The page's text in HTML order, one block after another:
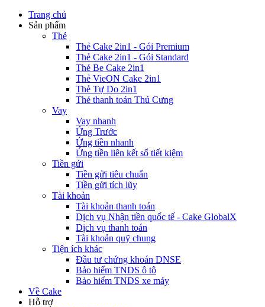
Trang chủ
Sản phẩm
Thẻ
Thẻ Cake 2in1 - Gói Premium
Thẻ Cake 2in1 - Gói Standard
Thẻ Be Cake 2in1
Thẻ VieON Cake 2in1
Thẻ Tự Do 2in1
Thẻ thanh toán Thú Cưng
Vay
Vay nhanh
Ứng Trước
Ứng tiền nhanh
Ứng tiền liên kết sổ tiết kiệm
Tiền gửi
Tiền gửi tiêu chuẩn
Tiền gửi tích lũy
Tài khoản
Tài khoản thanh toán
Dịch vụ Nhận tiền quốc tế - Cake GlobalX
Dịch vụ thanh toán
Tài khoản quỹ chung
Tiện ích khác
Đầu tư chứng khoán DNSE
Bảo hiểm TNDS ô tô
Bảo hiểm TNDS xe máy
Về Cake
Hỗ trợ